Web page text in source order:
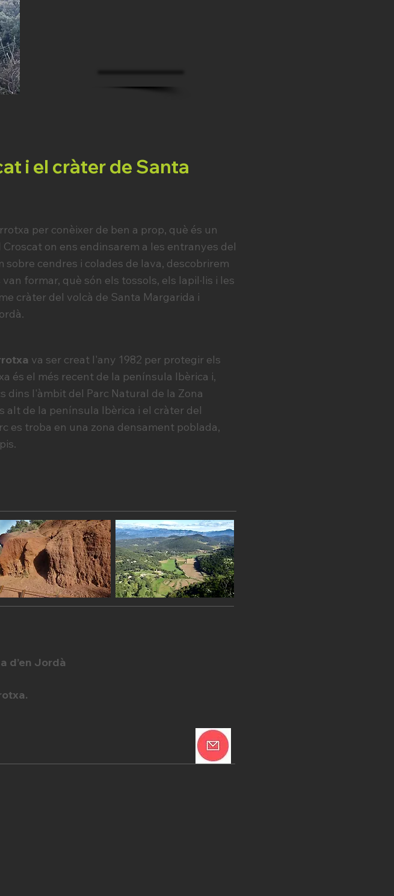
i el cràter de Santa
per conèixer de ben a prop, què és un
on ens endinsarem a les entranyes del
cendres i colades de lava, descobrirem
formar, què són els tossols, els lapil·lis i les
cràter del volcà de Santa Margarida i
va ser creat l'any 1982 per protegir els
és el més recent de la península Ibèrica i,
l'àmbit del Parc Natural de la Zona
alt de la península Ibèrica i el cràter del
es troba en una zona densament poblada,
d’en Jordà